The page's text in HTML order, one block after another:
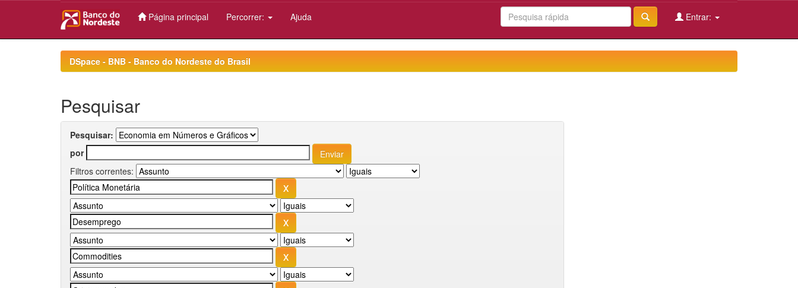
Página principal Percorrer: Ajuda Entrar:
DSpace - BNB - Banco do Nordeste do Brasil
Pesquisar
Pesquisar:
por
Filtros correntes: